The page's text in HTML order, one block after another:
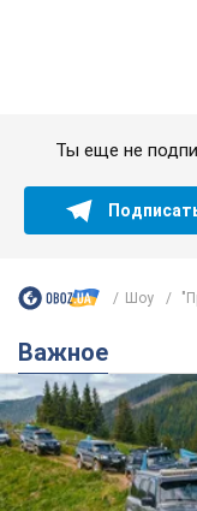
"Джипинг
формировались
забили тревогу